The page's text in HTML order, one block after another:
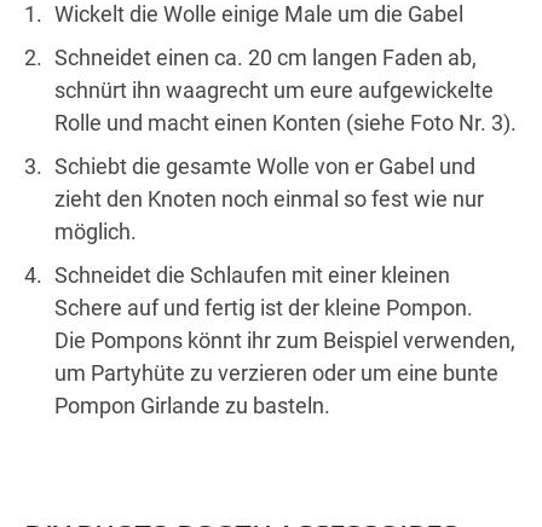
Wickelt die Wolle einige Male um die Gabel
Schneidet einen ca. 20 cm langen Faden ab,
schnürt ihn waagrecht um eure aufgewickelte
Rolle und macht einen Konten (siehe Foto Nr. 3).
Schiebt die gesamte Wolle von er Gabel und
zieht den Knoten noch einmal so fest wie nur
möglich.
Schneidet die Schlaufen mit einer kleinen
Schere auf und fertig ist der kleine Pompon.
Die Pompons könnt ihr zum Beispiel verwenden,
um Partyhüte zu verzieren oder um eine bunte
Pompon Girlande zu basteln.